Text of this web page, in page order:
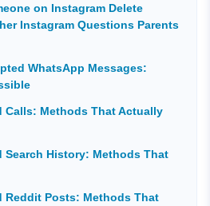
on Instagram Delete
Instagram Questions Parents
WhatsApp Messages:
Calls: Methods That Actually
Search History: Methods That
Reddit Posts: Methods That